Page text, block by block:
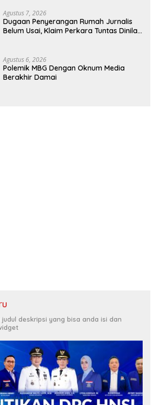
Agustus 7, 2026
Dugaan Penyerangan Rumah Jurnalis
Belum Usai, Klaim Perkara Tuntas Dinilai
Agustus 6, 2026
Polemik MBG Dengan Oknum Media
Berakhir Damai
deskripsi yang bisa anda isi dan